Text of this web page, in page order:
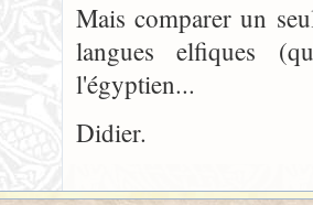
Mais comparer un
langues elfiques
l'égyptien...
Didier.